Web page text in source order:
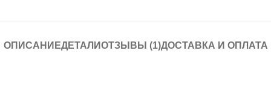
ОПИСАНИЕДЕТАЛИОТЗЫВЫ (1)ДОСТАВКА И ОПЛАТА